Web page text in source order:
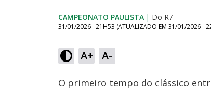
CAMPEONATO PAULISTA | Do R7
31/01/2026 - 21H53 (ATUALIZADO EM 31/01/2026 -
A+ A-
Ativar
Som
O primeiro tempo do clássico